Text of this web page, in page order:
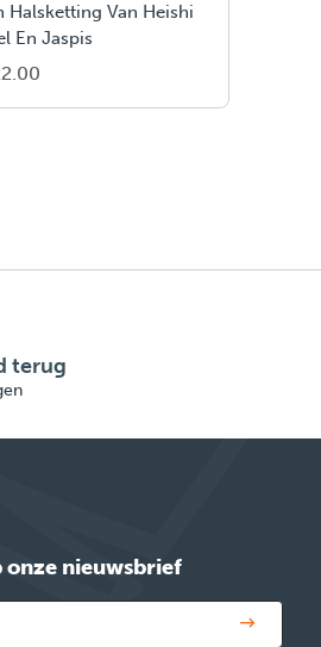
Halsketting Van Heishi
En Jaspis
terug
onze nieuwsbrief